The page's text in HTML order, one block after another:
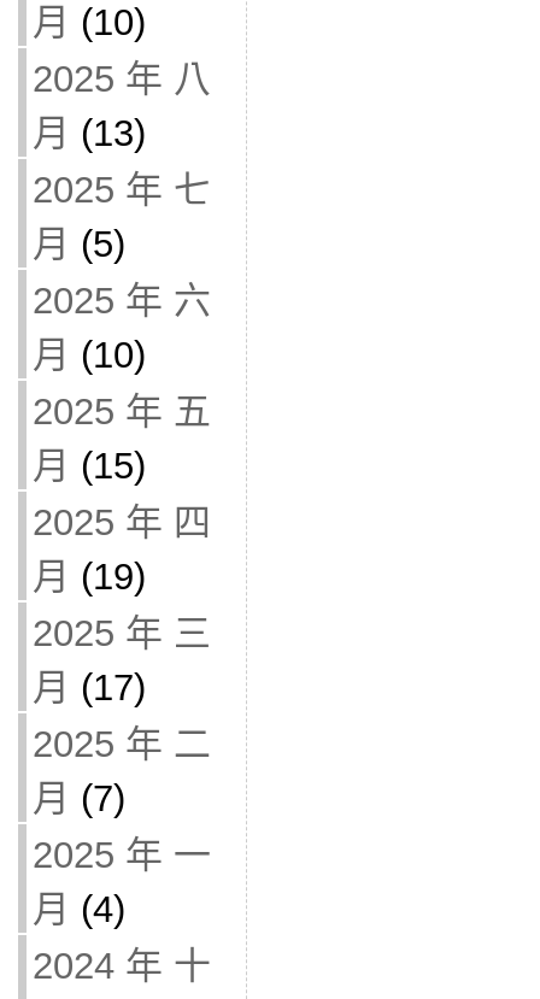
月 (10)
2025 年 八
月 (13)
2025 年 七
月 (5)
2025 年 六
月 (10)
2025 年 五
月 (15)
2025 年 四
月 (19)
2025 年 三
月 (17)
2025 年 二
月 (7)
2025 年 一
月 (4)
2024 年 十